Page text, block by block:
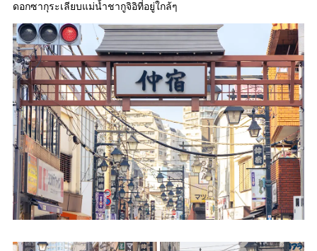
ดอกซากุระเลียบแม่น้ำชากูจิอิที่อยู่ใกล้ๆ